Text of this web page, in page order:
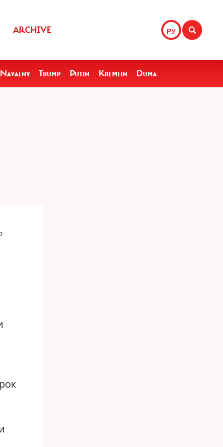
РУ
ARCHIVE
Navalny Trump Putin Kremlin Duma